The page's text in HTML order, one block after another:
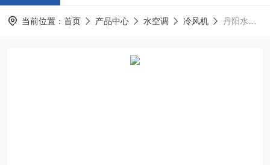
当前位置： 首页 产品中心 水空调 冷风机 丹阳水空调价钱,冷风机销售安装价格靠谱